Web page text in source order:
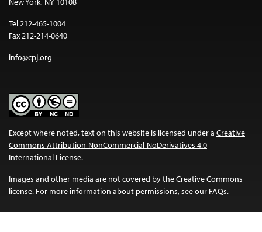
Tel 212-465-1004
Fax 212-214-0640
info@cpj.org
Except where noted, text on this website is licensed under a Creative
Commons Attribution-NonCommercial-NoDerivatives 4.0
International License.
Images and other media are not covered by the Creative Commons
license. For more information about permissions, see our FAQs.